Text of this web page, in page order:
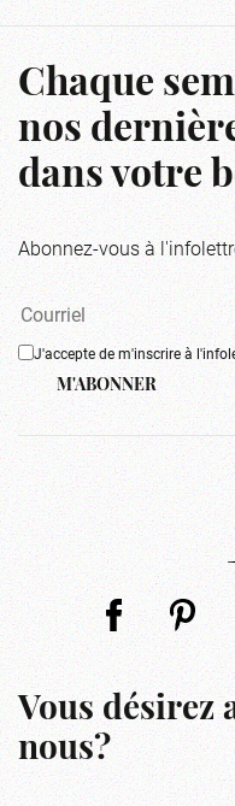
Chaque
nos
dans votre
Abonnez-vous à
J'accepte de m'inscrire à
M'ABONNER
Vous désirez
nous?